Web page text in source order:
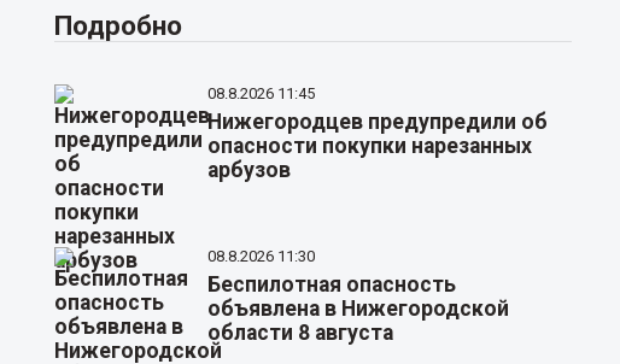
Подробно
08.8.2026 11:45
Нижегородцев предупредили об
опасности покупки нарезанных
арбузов
08.8.2026 11:30
Беспилотная опасность
объявлена в Нижегородской
области 8 августа